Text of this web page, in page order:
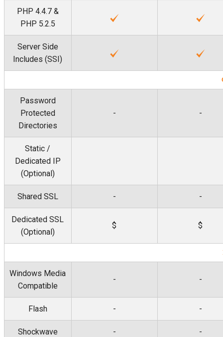
PHP 4.4.7 &
PHP 5.2.5
Server Side
Includes (SSI)
Password
Protected
Directories
- -
Static /
Dedicated IP
(Optional)
Shared SSL - -
Dedicated SSL
(Optional)
$ $
Windows Media
Compatible
- -
Flash - -
Shockwave - -